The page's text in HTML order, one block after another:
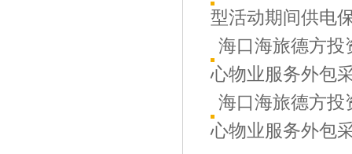
型活动期间供电
海口海旅德方投
心物业服务外包
海口海旅德方投
心物业服务外包